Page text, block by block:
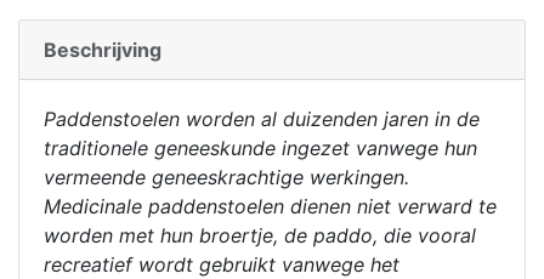
Beschrijving
Paddenstoelen worden al duizenden jaren in de
traditionele geneeskunde ingezet vanwege hun
vermeende geneeskrachtige werkingen.
Medicinale paddenstoelen dienen niet verward te
worden met hun broertje, de paddo, die vooral
recreatief wordt gebruikt vanwege het